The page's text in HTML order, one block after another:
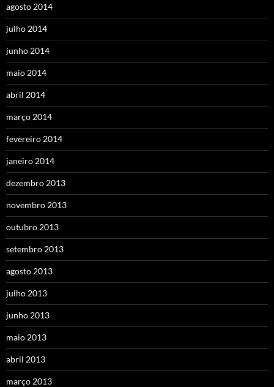
agosto 2014
julho 2014
junho 2014
maio 2014
abril 2014
março 2014
fevereiro 2014
janeiro 2014
dezembro 2013
novembro 2013
outubro 2013
setembro 2013
agosto 2013
julho 2013
junho 2013
maio 2013
abril 2013
março 2013